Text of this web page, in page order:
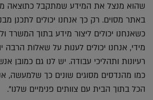
שהוא מנצל את המידע שמתקבל כתוצאה
באתר מסוים. רק כך אנחנו יכולים לתכנן
כשאנחנו יכולים ליצור מידע בתוך המשרד
מידי, אנחנו יכולים לענות על שאלות הרבה
רעיונות ותהליכי עבודה. יש לנו גם כמובן
כמו מהנדסים מסוגים שונים כך שלמעשה,
הכל בתוך הבית עם צוותים פנימיים שלנו".